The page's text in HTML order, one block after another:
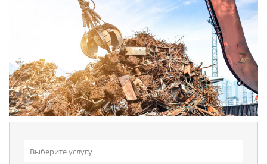
Выберите услугу